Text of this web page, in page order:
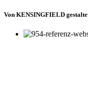
Von KENSINGFIELD